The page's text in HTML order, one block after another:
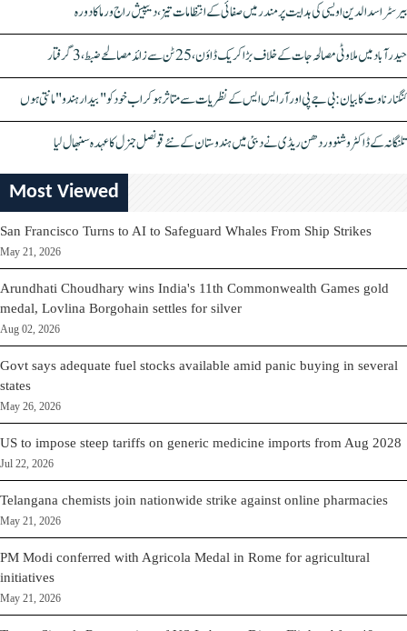
بیرسٹر اسدالدین اویسی کی ہدایت پر مندر میں صفائی کے انتظامات تیز، دیپیش راج ورما کا دورہ
حیدرآباد میں ملاوٹی مصالحہ جات کے خلاف بڑا کریک ڈاؤن، 25 ٹن سے زائد مصالحے ضبط، 3 گرفتار
کنگنا رناوت کا بیان: بی جے پی اور آر ایس ایس کے نظریات سے متاثر ہو کر اب خود کو "بیدار ہندو" مانتی ہوں
تلنگانہ کے ڈاکٹر وشنو وردھن ریڈی نے دبئی میں ہندوستان کے نئے قونصل جنرل کا عہدہ سنبھال لیا
Most Viewed
San Francisco Turns to AI to Safeguard Whales From Ship Strikes
May 21, 2026
Arundhati Choudhary wins India's 11th Commonwealth Games gold
medal, Lovlina Borgohain settles for silver
Aug 02, 2026
Govt says adequate fuel stocks available amid panic buying in several
states
May 26, 2026
US to impose steep tariffs on generic medicine imports from Aug 2028
Jul 22, 2026
Telangana chemists join nationwide strike against online pharmacies
May 21, 2026
PM Modi conferred with Agricola Medal in Rome for agricultural
initiatives
May 21, 2026